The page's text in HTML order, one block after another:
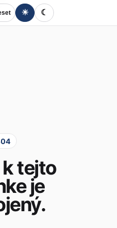
☀ ☾
tejto
je